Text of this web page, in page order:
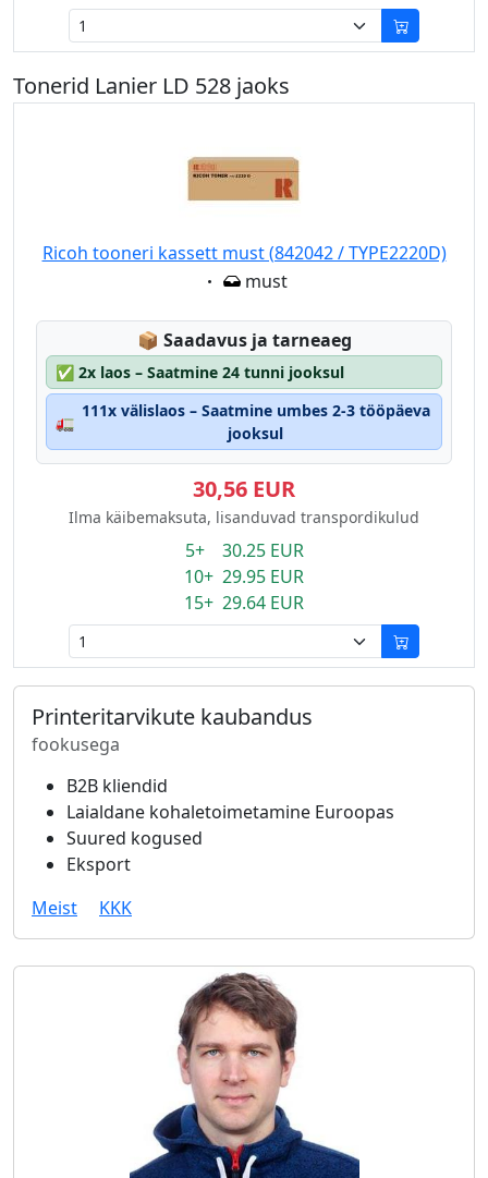
Tonerid Lanier LD 528 jaoks
Ricoh tooneri kassett must (842042 / TYPE2220D)
Eigenschaft:
must
📦 Lagerstatus:
Saadavus ja tarneaeg
✅ 2x laos – Saatmine 24 tunni jooksul
🚛
111x välislaos – Saatmine umbes 2-3 tööpäeva
jooksul
30,56 EUR
Ilma käibemaksuta, lisanduvad transpordikulud
5+ 30.25 EUR
10+ 29.95 EUR
15+ 29.64 EUR
Printeritarvikute kaubandus
fookusega
B2B kliendid
Laialdane kohaletoimetamine Euroopas
Suured kogused
Eksport
Meist
KKK